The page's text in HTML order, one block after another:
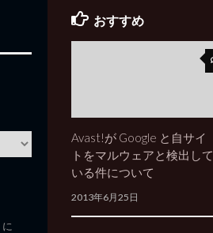
おすすめ
Avast!が Google と自サイ
トをマルウェアと検出して
いる件について
2013年6月25日
に